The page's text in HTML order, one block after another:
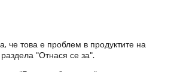
че това е проблем в продуктите на
"Отнася се за".